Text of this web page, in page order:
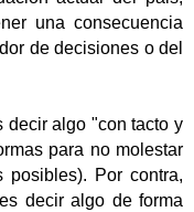
una consecuencia
de decisiones o del
decir algo "con tacto y
para no molestar
Por contra,
decir algo de forma